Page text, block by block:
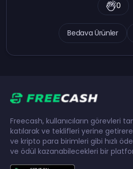
Bedava Ürünler
0
Freecash, kullanıcıların görevleri
katılarak ve teklifleri yerine
ve kripto para birimleri gibi hızlı
ve ödül kazanabilecekleri bir